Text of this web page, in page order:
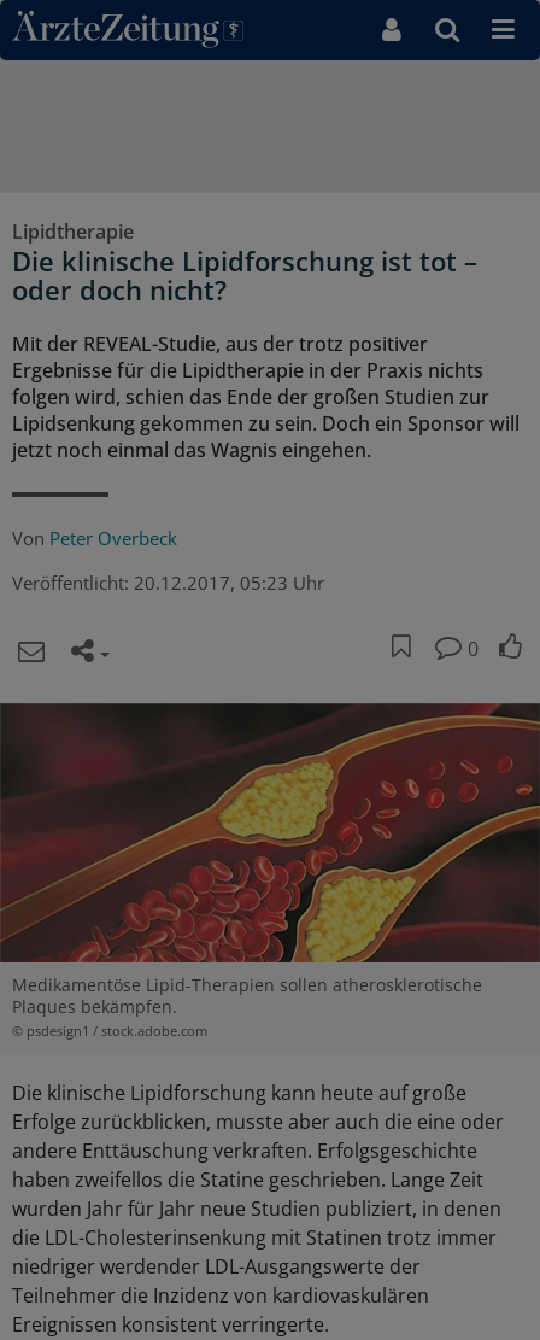
Direkt zum Inhaltsbereich
Lipidtherapie
Die klinische Lipidforschung ist tot –
oder doch nicht?
Mit der REVEAL-Studie, aus der trotz positiver
Ergebnisse für die Lipidtherapie in der Praxis nichts
folgen wird, schien das Ende der großen Studien zur
Lipidsenkung gekommen zu sein. Doch ein Sponsor will
jetzt noch einmal das Wagnis eingehen.
Von Peter Overbeck
Veröffentlicht: 20.12.2017, 05:23 Uhr
0
Medikamentöse Lipid-Therapien sollen atherosklerotische
Plaques bekämpfen.
© psdesign1 / stock.adobe.com
Die klinische Lipidforschung kann heute auf große
Erfolge zurückblicken, musste aber auch die eine oder
andere Enttäuschung verkraften. Erfolgsgeschichte
haben zweifellos die Statine geschrieben. Lange Zeit
wurden Jahr für Jahr neue Studien publiziert, in denen
die LDL-Cholesterinsenkung mit Statinen trotz immer
niedriger werdender LDL-Ausgangswerte der
Teilnehmer die Inzidenz von kardiovaskulären
Ereignissen konsistent verringerte.